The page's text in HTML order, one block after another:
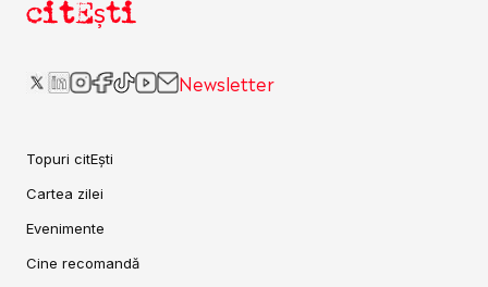
citEști
Newsletter
Topuri citEști
Cartea zilei
Evenimente
Cine recomandă